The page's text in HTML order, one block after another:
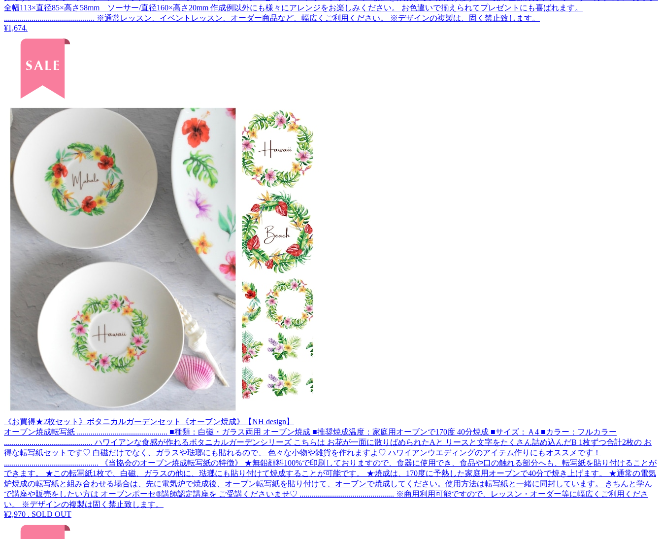
全幅113×直径85×高さ58mm ソーサー/直径160×高さ20mm 作成例以外にも様々にアレンジをお楽しみください。 お色違いで揃えられてプレゼントにも喜ばれます。
.............................................. ※通常レッスン、イベントレッスン、オーダー商品など、幅広くご利用ください。 ※デザインの複製は、固く禁止致します。
¥1,674.
《お買得★2枚セット》ボタニカルガーデンセット《オーブン焼成》【NH design】
オーブン焼成転写紙 .............................................. ■種類：白磁・ガラス両用 オーブン焼成 ■推奨焼成温度：家庭用オーブンで170度 40分焼成 ■サイズ：Ａ4 ■カラー：フルカラー
............................................. ハワイアンな食感が作れるボタニカルガーデンシリーズ こちらは お花が一面に散りばめられたAと リースと文字をたくさん詰め込んだB 1枚ずつ合計2枚の お
得な転写紙セットです♡ 白磁だけでなく、ガラスや琺瑯にも貼れるので、 色々な小物や雑貨を作れますよ♡ ハワイアンウエディングのアイテム作りにもオススメです！
................................................ 《当協会のオーブン焼成転写紙の特徴》 ★無鉛顔料100%で印刷しておりますので、食器に使用でき、食品や口の触れる部分へも、転写紙を貼り付けることが
できます。 ★この転写紙1枚で、白磁、ガラスの他に、琺瑯にも貼り付けて焼成することが可能です。 ★焼成は、170度に予熱した家庭用オーブンで40分で焼き上げます。 ★通常の電気
炉焼成の転写紙と組み合わせる場合は、先に電気炉で焼成後、オーブン転写紙を貼り付けて、オーブンで焼成してください。使用方法は転写紙と一緒に同封しています。 きちんと学ん
で講座や販売をしたい方は オーブンポーセ®︎講師認定講座を ご受講くださいませ♡ ................................................ ※商用利用可能ですので、レッスン・オーダー等に幅広くご利用くださ
い。 ※デザインの複製は固く禁止致します。
¥2,970 . SOLD OUT